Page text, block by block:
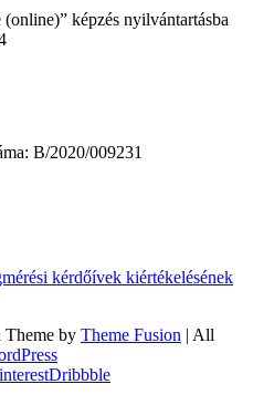
képzés nyilvántartásba
B/2020/009231
kérdőívek kiértékelésének
Theme by Theme Fusion | All
Dribbble